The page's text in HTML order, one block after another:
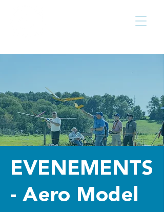
EVENEMENTS
- Aero Model